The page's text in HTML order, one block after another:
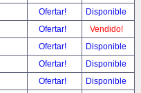
Ofertar!
Disponible
Ofertar!
Vendido!
Ofertar!
Disponible
Ofertar!
Disponible
Ofertar!
Disponible